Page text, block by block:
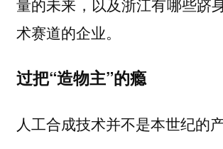
术赛道的企业。
过把“造物主”的瘾
人工合成技术并不是本世纪的产